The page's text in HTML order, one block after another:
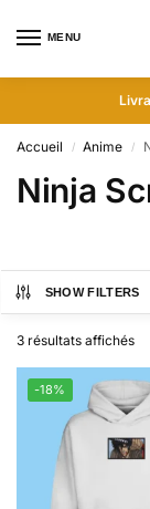
MENU
Accueil / Anime /
Ninja
SHOW FILTERS
3 résultats affichés
-18%